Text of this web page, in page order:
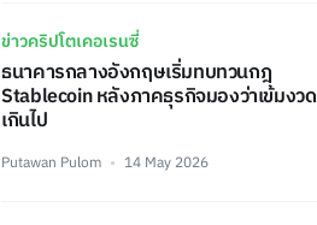
ข่าวคริปโตเคอเรนซี่
ธนาคารกลางอังกฤษเริ่มทบทวนกฎ
Stablecoin หลังภาคธุรกิจมองว่าเข้มงวด
เกินไป
Putawan Pulom 14 May 2026